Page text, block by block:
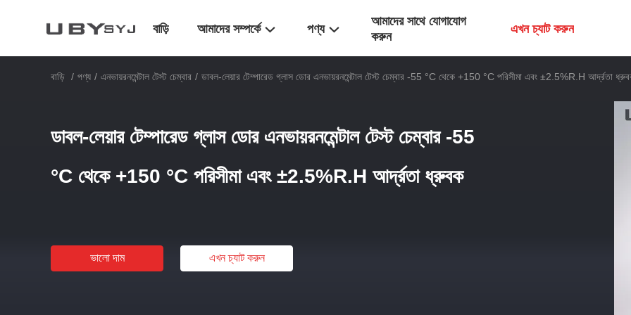
বাড়ি আমাদের সম্পর্কে পণ্য
আমাদের সাথে যোগাযোগ
করুন
এখন চ্যাট করুন
বাড়ি / পণ্য / এনভায়রনমেন্টাল টেস্ট চেম্বার / ডাবল-লেয়ার টেম্পারেড গ্লাস ডোর এনভায়রনমেন্টাল টেস্ট চেম্বার -55 °C থেকে +150 °C পরিসীমা এবং ±2.5%R.H আর্দ্রতা
ডাবল-লেয়ার টেম্পারেড গ্লাস ডোর এনভায়রনমেন্টাল টেস্ট চেম্বার -55
°C থেকে +150 °C পরিসীমা এবং ±2.5%R.H আর্দ্রতা ধ্রুবক
ভালো দাম এখন চ্যাট করুন